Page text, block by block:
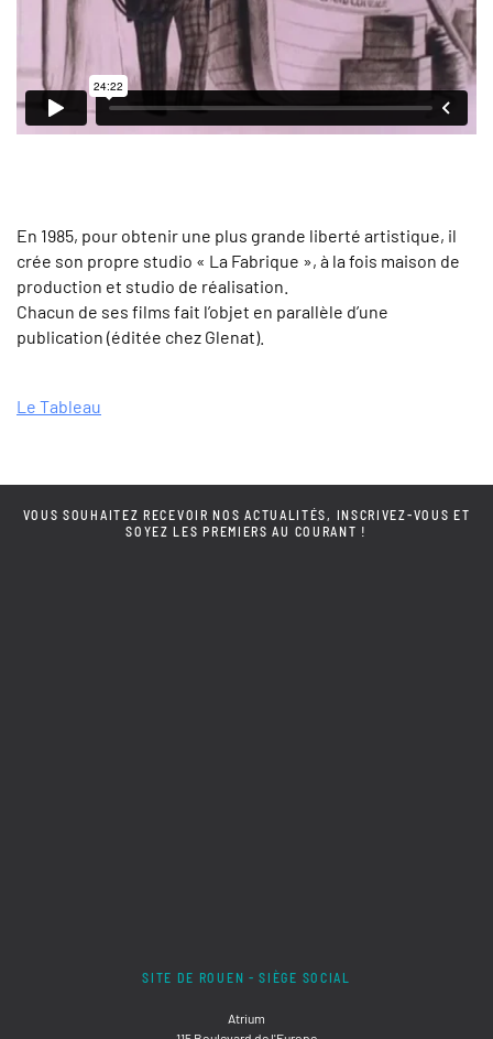
En 1985, pour obtenir une plus grande liberté artistique, il
crée son propre studio « La Fabrique », à la fois maison de
production et studio de réalisation.
Chacun de ses films fait l’objet en parallèle d’une
publication (éditée chez Glenat).
Le Tableau
VOUS SOUHAITEZ RECEVOIR NOS ACTUALITÉS, INSCRIVEZ-VOUS ET
SOYEZ LES PREMIERS AU COURANT !
SITE DE ROUEN - SIÈGE SOCIAL
Atrium